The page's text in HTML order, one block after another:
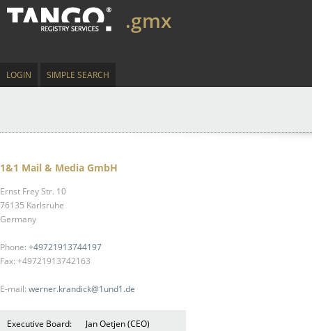
.gmx
LOGIN SIMPLE SEARCH
1&1 Mail & Media GmbH
Ernst Frey Str. 10
76135 Karlsruhe
Germany
Phone: +49721913744197
Fax: +49721913742163
E-mail: werner.krandick@1und1.de
Executive Board:
Jan Oetjen (CEO)